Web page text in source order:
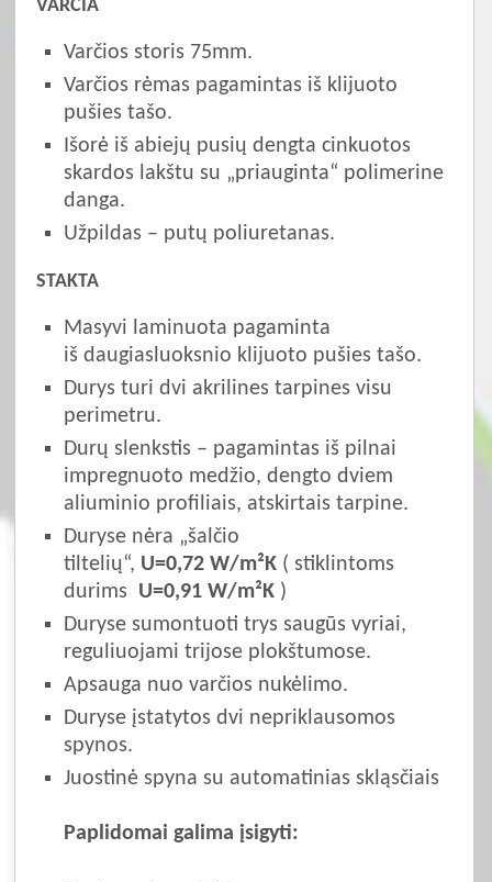
VARČIA
Varčios storis 75mm.
Varčios rėmas pagamintas iš klijuoto
pušies tašo.
Išorė iš abiejų pusių dengta cinkuotos
skardos lakštu su „priauginta“ polimerine
danga.
Užpildas – putų poliuretanas.
STAKTA
Masyvi laminuota pagaminta
iš daugiasluoksnio klijuoto pušies tašo.
Durys turi dvi akrilines tarpines visu
perimetru.
Durų slenkstis – pagamintas iš pilnai
impregnuoto medžio, dengto dviem
aliuminio profiliais, atskirtais tarpine.
Duryse nėra „šalčio
tiltelių“, U=0,72 W/m²K( stiklintoms
durims U=0,91 W/m²K)
Duryse sumontuoti trys saugūs vyriai,
reguliuojami trijose plokštumose.
Apsauga nuo varčios nukėlimo.
Duryse įstatytos dvi nepriklausomos
spynos.
Juostinė spyna su automatinias skląsčiais
Paplidomai galima įsigyti: